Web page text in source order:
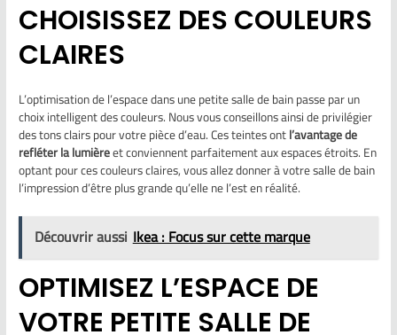
CHOISISSEZ DES COULEURS
CLAIRES
L’optimisation de l’espace dans une petite salle de bain passe par un
choix intelligent des couleurs. Nous vous conseillons ainsi de privilégier
des tons clairs pour votre pièce d’eau. Ces teintes ontl’avantage de
refléter la lumièreet conviennent parfaitement aux espaces étroits. En
optant pour ces couleurs claires, vous allez donner à votre salle de bain
l’impression d’être plus grande qu’elle ne l’est en réalité.
Découvrir aussi Ikea : Focus sur cette marque
OPTIMISEZ L’ESPACE DE
VOTRE PETITE SALLE DE